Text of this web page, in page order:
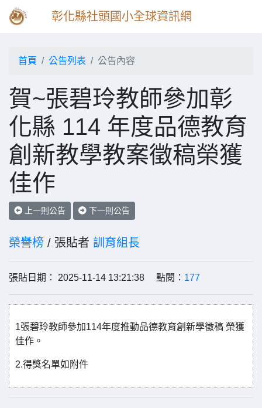
彰化縣社頭國小全球資訊網
首頁 公告列表 公告內容
賀~張碧玲教師參加彰
化縣 114 年度品德教育
創新教學教案徵稿榮獲
佳作
上一則公告 下一則公告
榮譽榜 / 張貼者 訓育組長
張貼日期： 2025-11-14 13:21:38 點閱： 177
1張碧玲教師參加114年度推動品德教育創新學徵稿 榮獲
佳作。
2.得獎名單如附件